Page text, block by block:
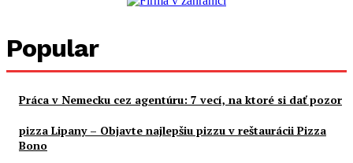
Popular
Práca v Nemecku cez agentúru: 7 vecí, na ktoré si dať pozor
pizza Lipany – Objavte najlepšiu pizzu v reštaurácii Pizza
Bono